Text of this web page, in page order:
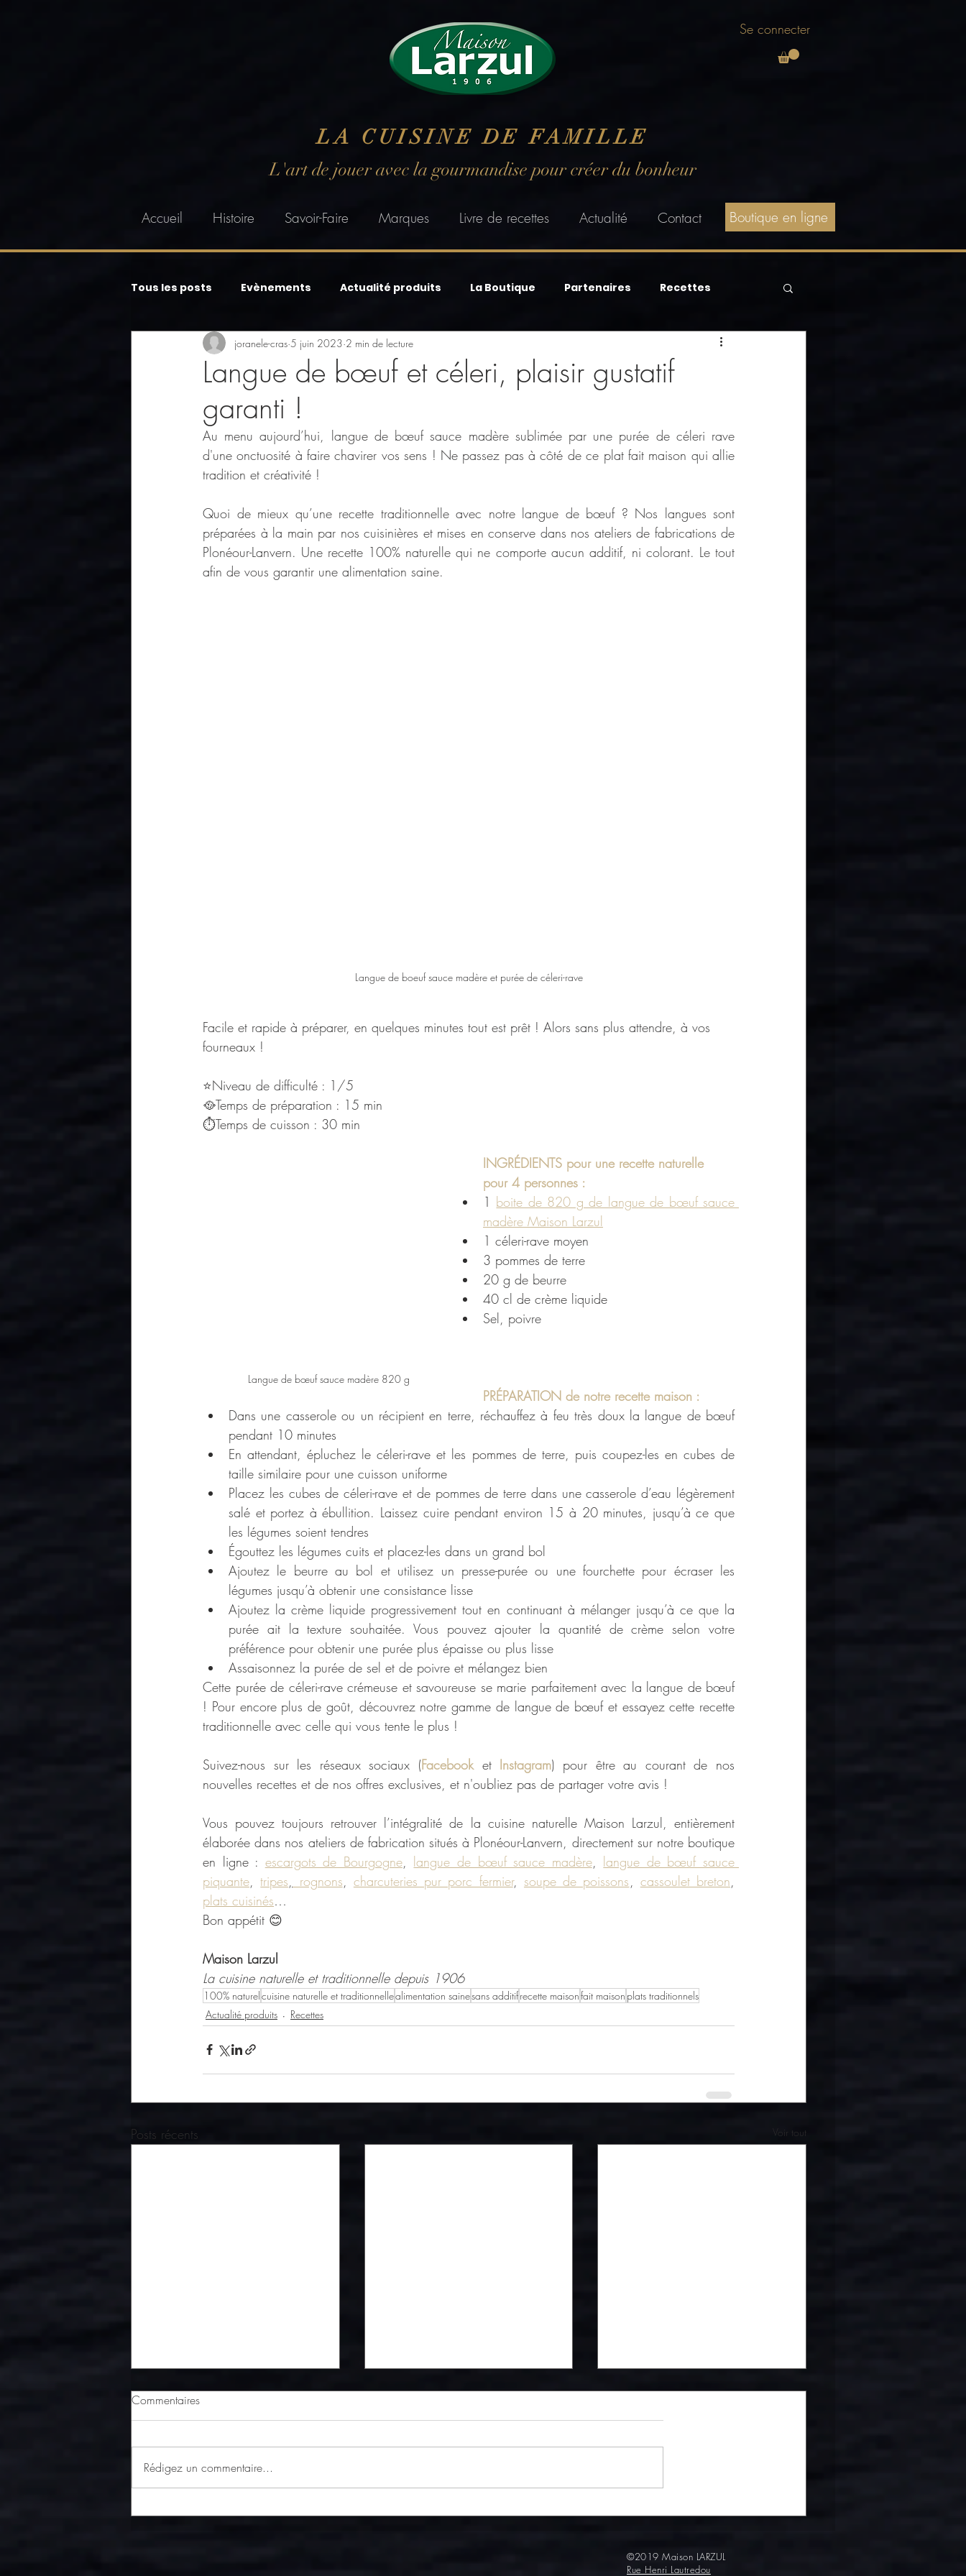
Se connecter
LA CUISINE DE FAMILLE
L'art de jouer avec la gourmandise pour créer du bonheur
Accueil Histoire Savoir-Faire Marques Livre de recettes Actualité Contact Boutique en ligne
Tous les posts Evènements Actualité produits La Boutique Partenaires Recettes
Langue de bœuf et céleri, plaisir gustatif
garanti !
joranele-cras 5 juin 2023 2 min de lecture
Au menu aujourd’hui, langue de bœuf sauce madère sublimée par une purée de céleri rave
d'une onctuosité à faire chavirer vos sens ! Ne passez pas à côté de ce plat fait maison qui allie
tradition et créativité !
Quoi de mieux qu’une recette traditionnelle avec notre langue de bœuf ? Nos langues sont
préparées à la main par nos cuisinières et mises en conserve dans nos ateliers de fabrications de
Plonéour-Lanvern. Une recette 100% naturelle qui ne comporte aucun additif, ni colorant. Le tout
afin de vous garantir une alimentation saine.
Langue de boeuf sauce madère et purée de céleri-rave
Facile et rapide à préparer, en quelques minutes tout est prêt ! Alors sans plus attendre, à vos
fourneaux !
⭐Niveau de difficulté : 1/5
🥘Temps de préparation : 15 min
⏱Temps de cuisson : 30 min
Langue de bœuf sauce madère 820 g
INGRÉDIENTS pour une recette naturelle
pour 4 personnes :
1 boite de 820 g de langue de bœuf sauce
madère Maison Larzul
1 céleri-rave moyen
3 pommes de terre
20 g de beurre
40 cl de crème liquide
Sel, poivre
PRÉPARATION de notre recette maison :
Dans une casserole ou un récipient en terre, réchauffez à feu très doux la langue de bœuf
pendant 10 minutes
En attendant, épluchez le céleri-rave et les pommes de terre, puis coupez-les en cubes de
taille similaire pour une cuisson uniforme
Placez les cubes de céleri-rave et de pommes de terre dans une casserole d’eau légèrement
salé et portez à ébullition. Laissez cuire pendant environ 15 à 20 minutes, jusqu’à ce que
les légumes soient tendres
Égouttez les légumes cuits et placez-les dans un grand bol
Ajoutez le beurre au bol et utilisez un presse-purée ou une fourchette pour écraser les
légumes jusqu’à obtenir une consistance lisse
Ajoutez la crème liquide progressivement tout en continuant à mélanger jusqu’à ce que la
purée ait la texture souhaitée. Vous pouvez ajouter la quantité de crème selon votre
préférence pour obtenir une purée plus épaisse ou plus lisse
Assaisonnez la purée de sel et de poivre et mélangez bien
Cette purée de céleri-rave crémeuse et savoureuse se marie parfaitement avec la langue de bœuf
! Pour encore plus de goût, découvrez notre gamme de langue de bœuf et essayez cette recette
traditionnelle avec celle qui vous tente le plus !
Suivez-nous sur les réseaux sociaux (Facebook et Instagram) pour être au courant de nos
nouvelles recettes et de nos offres exclusives, et n'oubliez pas de partager votre avis !
Vous pouvez toujours retrouver l’intégralité de la cuisine naturelle Maison Larzul, entièrement
élaborée dans nos ateliers de fabrication situés à Plonéour-Lanvern, directement sur notre boutique
en ligne : escargots de Bourgogne, langue de bœuf sauce madère, langue de bœuf sauce
piquante , tripes rognons charcuteries pur porc fermier, soupe de poissons cassoulet breton
plats cuisinés…
Bon appétit 😊
Maison Larzul
La cuisine naturelle et traditionnelle depuis 1906
100% naturelcuisine naturelle et traditionnellealimentation sainesans additifrecette maisonfait maison plats traditionnels
Actualité produits
Recettes
Posts récents Voir tout
Commentaires
Rédigez un commentaire...
©2019 Maison LARZUL
Rue Henri Lautredou